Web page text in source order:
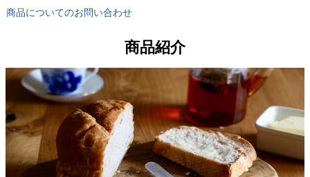
商品についてのお問い合わせ
商品紹介